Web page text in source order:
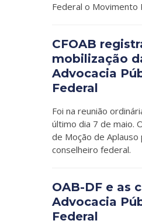
Federal o Movimento
CFOAB
mobilização
Advocacia
Federal
Foi na reunião
último dia 7 de maio.
de Moção de
conselheiro federal.
OAB-DF e as
Advocacia
Federal